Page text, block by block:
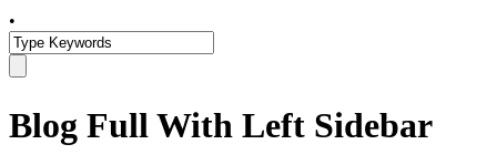
•
Blog Full With Left Sidebar